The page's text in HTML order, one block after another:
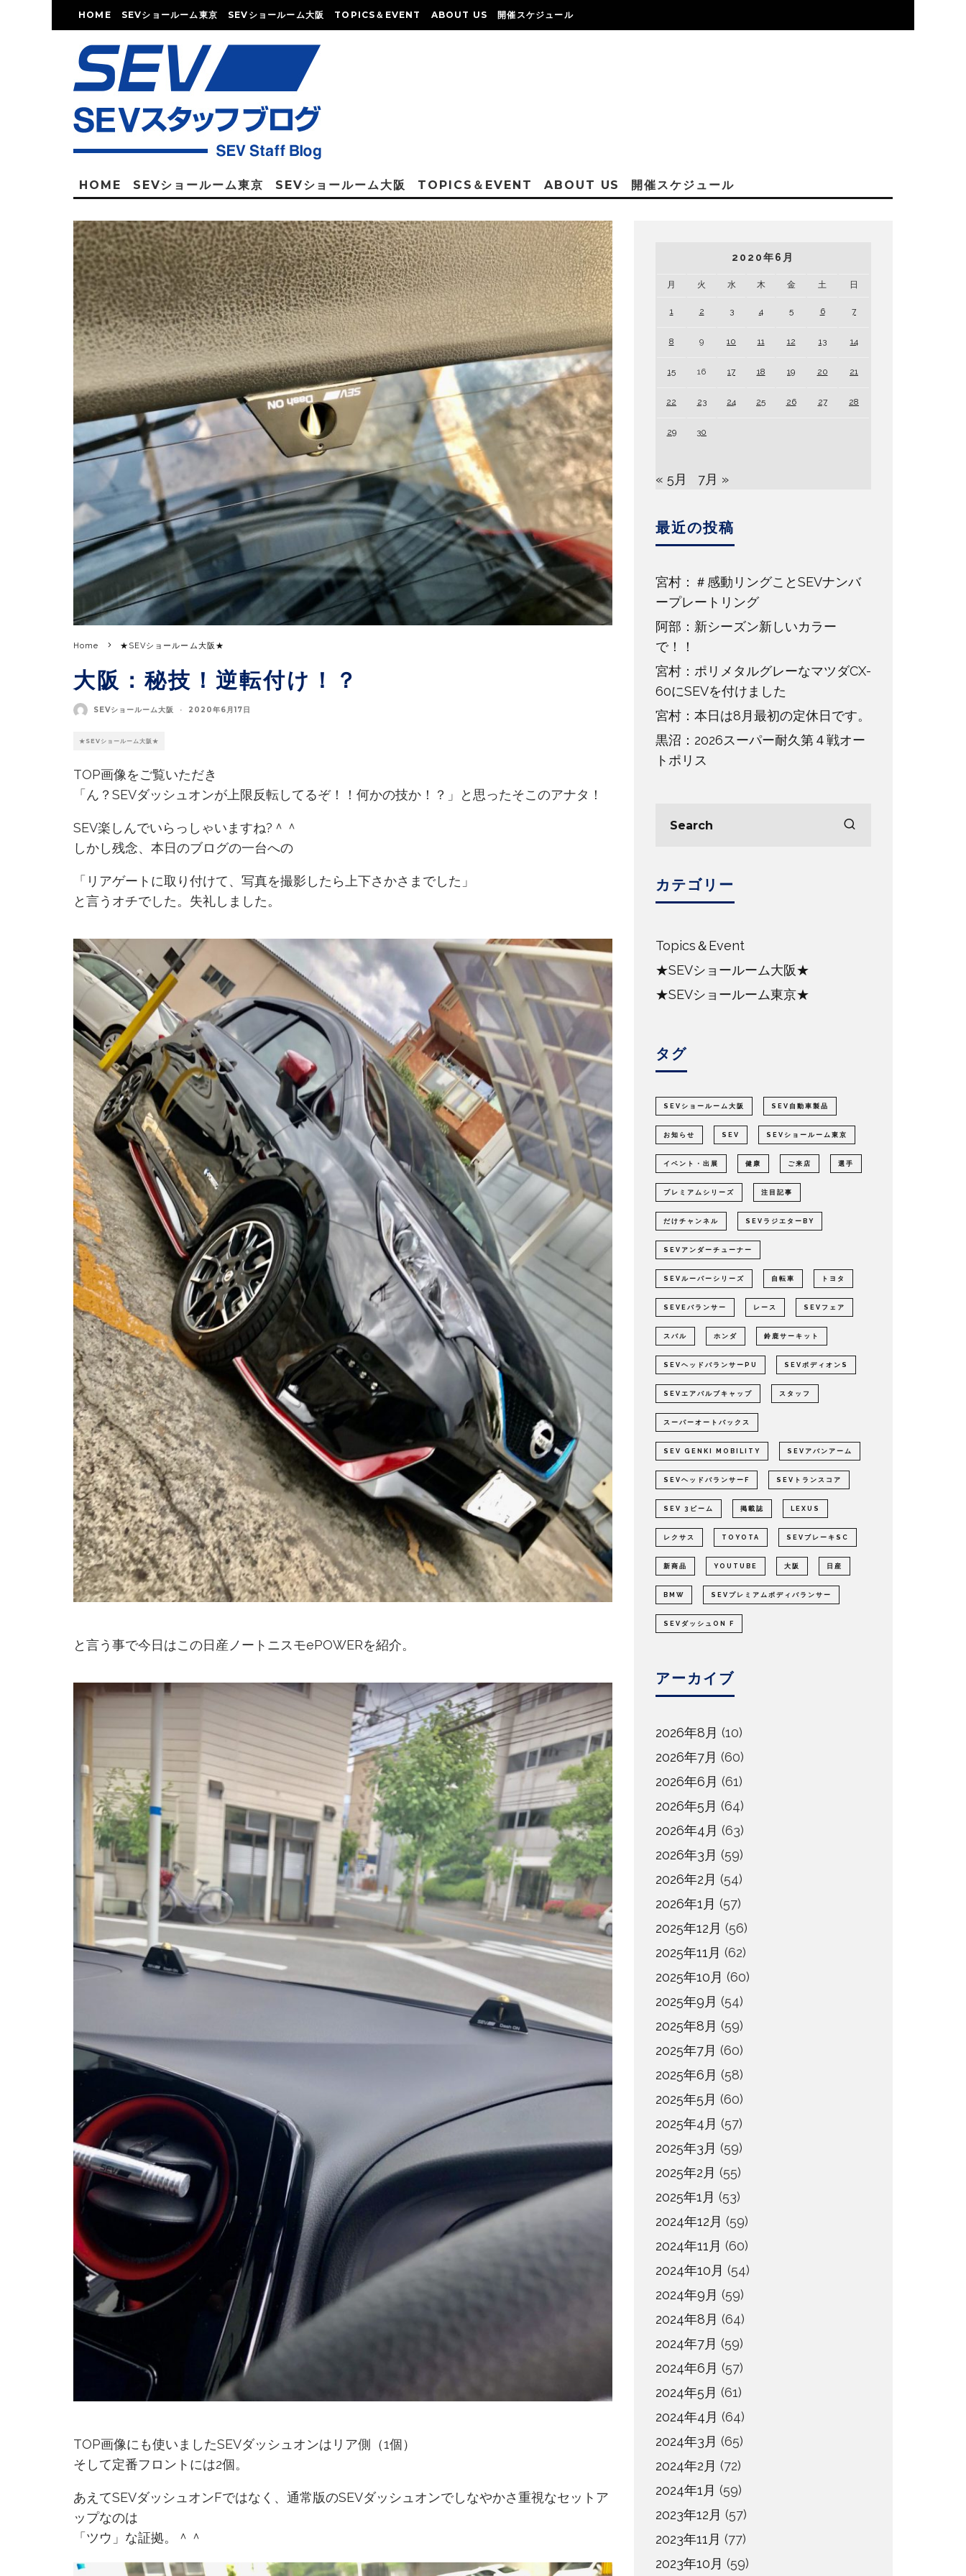
HOME SEVショールーム東京 SEVショールーム大阪 TOPICS＆EVENT ABOUT US 開催スケジュール
HOME SEVショールーム東京 SEVショールーム大阪 TOPICS＆EVENT ABOUT US 開催スケジュール
Home ★SEVショールーム大阪★
大阪：秘技！逆転付け！？
SEVショールーム大阪 · 2020年6月17日
★SEVショールーム大阪★
TOP画像をご覧いただき
「ん？SEVダッシュオンが上限反転してるぞ！！何かの技か！？」と思ったそこのアナタ！
SEV楽しんでいらっしゃいますね?＾＾
しかし残念、本日のブログの一台への
「リアゲートに取り付けて、写真を撮影したら上下さかさまでした」
と言うオチでした。失礼しました。
と言う事で今日はこの日産ノートニスモePOWERを紹介。
TOP画像にも使いましたSEVダッシュオンはリア側（1個）
そして定番フロントには2個。
あえてSEVダッシュオンFではなく、通常版のSEVダッシュオンでしなやかさ重視なセットア
ップなのは
「ツウ」な証拠。＾＾
2020年6月
月 火 水 木 金 土 日
1 2 3 4 5 6 7
8 9 10 11 12 13 14
15 16 17 18 19 20 21
22 23 24 25 26 27 28
29 30
« 5月 7月 »
最近の投稿
宮村：＃感動リングことSEVナンバ
ープレートリング
阿部：新シーズン新しいカラー
で！！
宮村：ポリメタルグレーなマツダCX-
60にSEVを付けました
宮村：本日は8月最初の定休日です。
黒沼：2026スーパー耐久第４戦オー
トポリス
カテゴリー
Topics＆Event
★SEVショールーム大阪★
★SEVショールーム東京★
タグ
SEVショールーム大阪 SEV自動車製品
お知らせ SEV SEVショールーム東京
イベント・出展 健康 ご来店 選手
プレミアムシリーズ 注目記事
だけチャンネル SEVラジエターBY
SEVアンダーチューナー
SEVルーパーシリーズ 自転車 トヨタ
SEVEバランサー レース SEVフェア
スバル ホンダ 鈴鹿サーキット
SEVヘッドバランサーPU SEVボディオンS
SEVエアバルブキャップ スタッフ
スーパーオートバックス
SEV GENKI MOBILITY SEVアバンアーム
SEVヘッドバランサーF SEVトランスコア
SEV 3ビーム 掲載誌 LEXUS
レクサス TOYOTA SEVブレーキSC
新商品 YOUTUBE 大阪 日産
BMW SEVプレミアムボディバランサー
SEVダッシュON F
アーカイブ
2026年8月 (10)
2026年7月 (60)
2026年6月 (61)
2026年5月 (64)
2026年4月 (63)
2026年3月 (59)
2026年2月 (54)
2026年1月 (57)
2025年12月 (56)
2025年11月 (62)
2025年10月 (60)
2025年9月 (54)
2025年8月 (59)
2025年7月 (60)
2025年6月 (58)
2025年5月 (60)
2025年4月 (57)
2025年3月 (59)
2025年2月 (55)
2025年1月 (53)
2024年12月 (59)
2024年11月 (60)
2024年10月 (54)
2024年9月 (59)
2024年8月 (64)
2024年7月 (59)
2024年6月 (57)
2024年5月 (61)
2024年4月 (64)
2024年3月 (65)
2024年2月 (72)
2024年1月 (59)
2023年12月 (57)
2023年11月 (77)
2023年10月 (59)